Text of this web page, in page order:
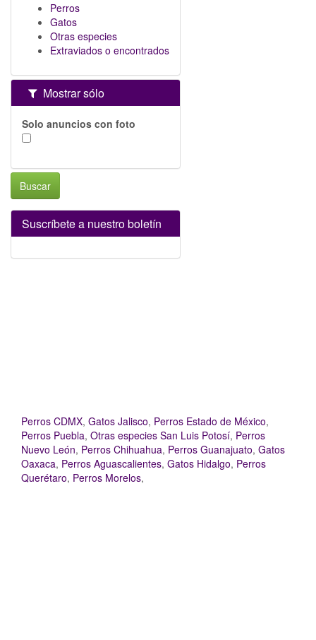
Perros
Gatos
Otras especies
Extraviados o encontrados
Mostrar sólo
Solo anuncios con foto
Buscar
Suscríbete a nuestro boletín
Perros CDMX, Gatos Jalisco, Perros Estado de México,
Perros Puebla, Otras especies San Luis Potosí, Perros
Nuevo León, Perros Chihuahua, Perros Guanajuato, Gatos
Oaxaca, Perros Aguascalientes, Gatos Hidalgo, Perros
Querétaro, Perros Morelos,